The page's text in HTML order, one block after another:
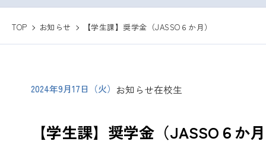
TOP お知らせ 【学生課】奨学金（JASSO６か月）
2024年9月17日（火） お知らせ在校生
【学生課】奨学金（JASSO６か